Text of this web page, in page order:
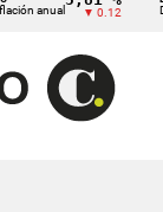
anual ▼ 0.12